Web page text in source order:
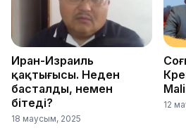
Иран-Израиль
қақтығысы. Неден
басталды, немен
бітеді?
18 маусым, 2025
12